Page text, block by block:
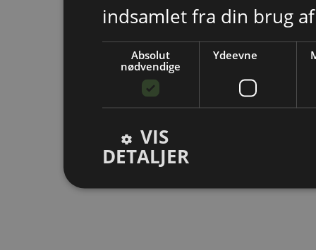
indsamlet fra din brug
Absolut
nødvendige
Ydeevne
VIS
DETALJER